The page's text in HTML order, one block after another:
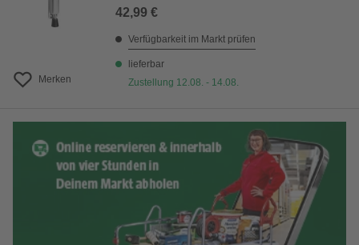
Merken
42,99 €
Verfügbarkeit im Markt prüfen
lieferbar
Zustellung 12.08. - 14.08.